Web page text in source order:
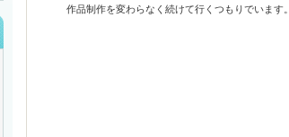
作品制作を変わらなく続けて行くつもりでいます。